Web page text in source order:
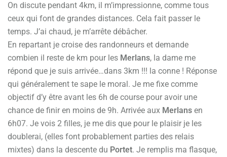
On discute pendant 4km, il m’impressionne, comme tous
ceux qui font de grandes distances. Cela fait passer le
temps. J’ai chaud, je m’arrête débâcher.
En repartant je croise des randonneurs et demande
combien il reste de km pour les Merlans, la dame me
répond que je suis arrivée…dans 3km !!! la conne ! Réponse
qui généralement te sape le moral. Je me fixe comme
objectif d’y être avant les 6h de course pour avoir une
chance de finir en moins de 9h. Arrivée aux Merlans en
6h07. Je vois 2 filles, je me dis que pour le plaisir je les
doublerai, (elles font probablement parties des relais
mixtes) dans la descente du Portet. Je remplis ma flasque,